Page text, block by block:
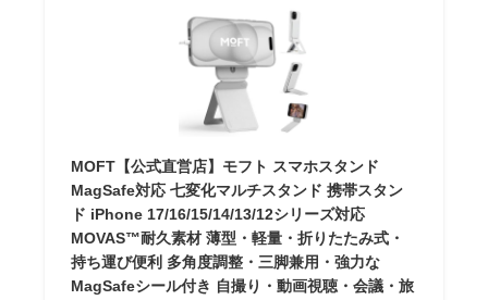
MOFT【公式直営店】モフト スマホスタンド
MagSafe対応 七変化マルチスタンド 携帯スタン
ド iPhone 17/16/15/14/13/12シリーズ対応
MOVAS™耐久素材 薄型・軽量・折りたたみ式・
持ち運び便利 多角度調整・三脚兼用・強力な
MagSafeシール付き 自撮り・動画視聴・会議・旅